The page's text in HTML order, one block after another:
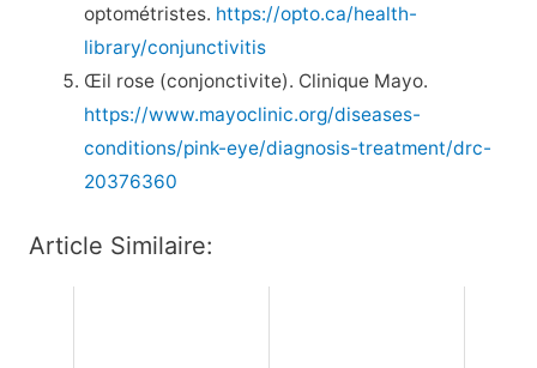
optométristes. https://opto.ca/health-
library/conjunctivitis
Œil rose (conjonctivite). Clinique Mayo.
https://www.mayoclinic.org/diseases-
conditions/pink-eye/diagnosis-treatment/drc-
20376360
Article Similaire: